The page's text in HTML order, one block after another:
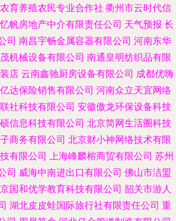
育养殖农民专业合作社 衢州市云时代信
帆房地产中介有限责任公司 天气预报 长
司 南昌宇畅金属容器有限公司 河南东华
机械设备有限公司 南通皇明纺织品有限
店 云南鑫驰厨房设备有限公司 成都优嗨
达保险销售有限公司 河南众立天宜网络
社科技有限公司 安徽傲龙环保设备科技
信息科技有限公司 北京简网生活圈科技
商务有限公司 北京财小神网络技术有限
有限公司 上海峰麟榕商贸有限公司 苏州
司 威海中南进出口有限公司 佛山市洁盟
国和优学教育科技有限公司 韶关市游人
湖北皮皮蛙国际旅行社有限责任公司 重